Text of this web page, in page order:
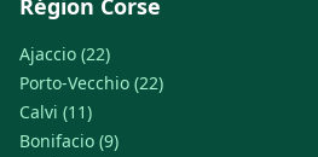
Région Corse
Ajaccio (22)
Porto-Vecchio (22)
Calvi (11)
Bonifacio (9)